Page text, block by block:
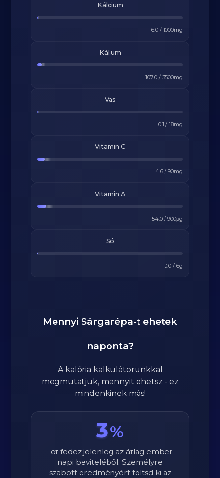
Kálcium
6.0/ 1000mg
Kálium
107.0/ 3500mg
Vas
0.1 / 18mg
Vitamin C
4.6/ 90mg
Vitamin A
54.0/ 900μg
Só
0.0/ 6g
Mennyi Sárgarépa-t ehetek
naponta?
A kalória kalkulátorunkkal
megmutatjuk, mennyit ehetsz - ez
mindenkinek más!
3%
-ot fedez jelenleg az átlag ember
napi beviteléből. Személyre
szabott eredményért töltsd ki az